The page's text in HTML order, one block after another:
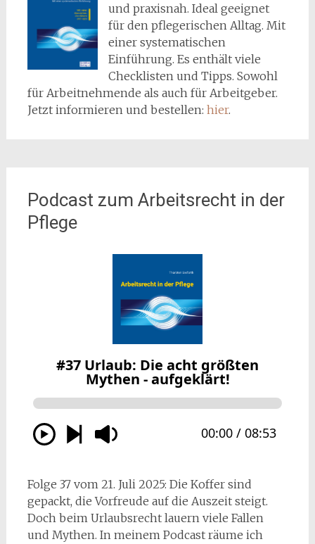
und praxisnah. Ideal geeignet
für den pflegerischen Alltag. Mit
einer systematischen
Einführung. Es enthält viele
Checklisten und Tipps. Sowohl
für Arbeitnehmende als auch für Arbeitgeber.
Jetzt informieren und bestellen: hier.
Podcast zum Arbeitsrecht in der
Pflege
Folge 37 vom 21. Juli 2025: Die Koffer sind
gepackt, die Vorfreude auf die Auszeit steigt.
Doch beim Urlaubsrecht lauern viele Fallen
und Mythen. In meinem Podcast räume ich